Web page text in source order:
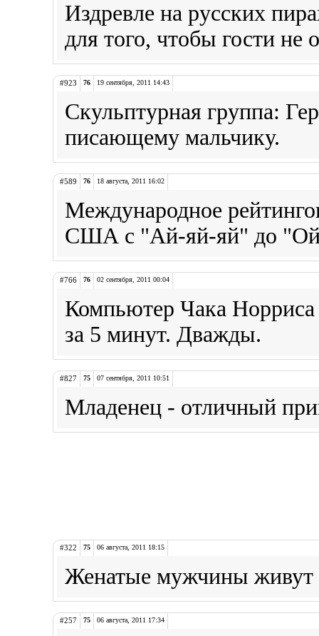
Издревле на русских
для того, чтобы гости не
#923 76 19 сентября, 2011 14:43
Скульптурная группа:
писающему мальчику.
#589 76 18 августа, 2011 16:02
Международное
США с "Ай-яй-яй" до
#766 76 02 сентября, 2011 00:04
Компьютер Чака Норриса
за 5 минут. Дважды.
#827 75 07 сентября, 2011 10:51
Младенец - отличный
#322 75 06 августа, 2011 18:15
Женатые мужчины живут
#257 75 06 августа, 2011 17:34